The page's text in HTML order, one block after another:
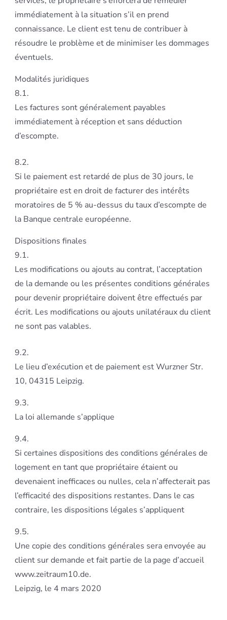
immédiatement à la situation s’il en prend
connaissance. Le client est tenu de contribuer à
résoudre le problème et de minimiser les dommages
éventuels.
Modalités juridiques
8.1.
Les factures sont généralement payables
immédiatement à réception et sans déduction
d’escompte.
8.2.
Si le paiement est retardé de plus de 30 jours, le
propriétaire est en droit de facturer des intérêts
moratoires de 5 % au-dessus du taux d’escompte de
la Banque centrale européenne.
Dispositions finales
9.1.
Les modifications ou ajouts au contrat, l’acceptation
de la demande ou les présentes conditions générales
pour devenir propriétaire doivent être effectués par
écrit. Les modifications ou ajouts unilatéraux du client
ne sont pas valables.
9.2.
Le lieu d’exécution et de paiement est Wurzner Str.
10, 04315 Leipzig.
9.3.
La loi allemande s’applique
9.4.
Si certaines dispositions des conditions générales de
logement en tant que propriétaire étaient ou
devenaient inefficaces ou nulles, cela n’affecterait pas
l’efficacité des dispositions restantes. Dans le cas
contraire, les dispositions légales s’appliquent
9.5.
Une copie des conditions générales sera envoyée au
client sur demande et fait partie de la page d’accueil
www.zeitraum10.de.
Leipzig, le 4 mars 2020